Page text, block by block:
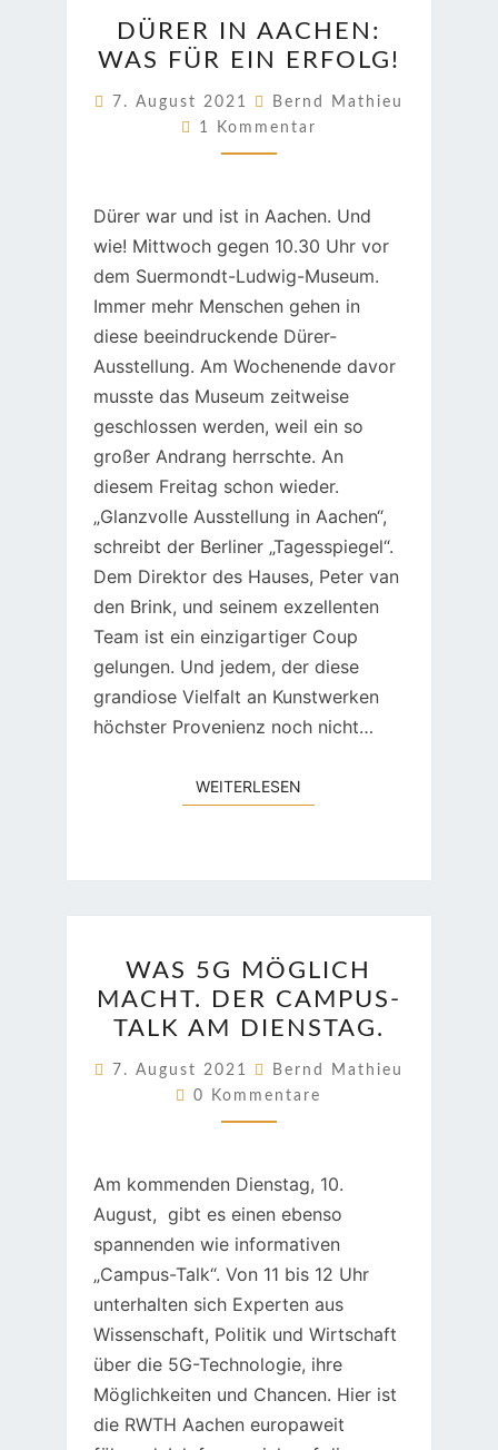
IN
AACHEN:
WAS
FÜR
EIN
DÜRER IN AACHEN:
WAS FÜR EIN ERFOLG!
7. August 2021
Bernd Mathieu
Kommentare
1 Kommentar
Dürer war und ist in Aachen. Und
wie! Mittwoch gegen 10.30 Uhr vor
dem Suermondt-Ludwig-Museum.
Immer mehr Menschen gehen in
diese beeindruckende Dürer-
Ausstellung. Am Wochenende davor
musste das Museum zeitweise
geschlossen werden, weil ein so
großer Andrang herrschte. An
diesem Freitag schon wieder.
„Glanzvolle Ausstellung in Aachen“,
schreibt der Berliner „Tagesspiegel“.
Dem Direktor des Hauses, Peter van
den Brink, und seinem exzellenten
Team ist ein einzigartiger Coup
gelungen. Und jedem, der diese
grandiose Vielfalt an Kunstwerken
höchster Provenienz noch nicht…
WEITERLESEN
5G
MÖGLICH
MACHT.
DER
CAMPUS-
TALK
DIENSTAG.
WAS 5G MÖGLICH
MACHT. DER CAMPUS-
TALK AM DIENSTAG.
7. August 2021
Bernd Mathieu
Kommentare
0 Kommentare
Am kommenden Dienstag, 10.
August, gibt es einen ebenso
spannenden wie informativen
„Campus-Talk“. Von 11 bis 12 Uhr
unterhalten sich Experten aus
Wissenschaft, Politik und Wirtschaft
über die 5G-Technologie, ihre
Möglichkeiten und Chancen. Hier ist
die RWTH Aachen europaweit